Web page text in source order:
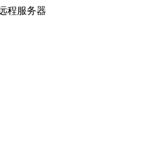
程服务器